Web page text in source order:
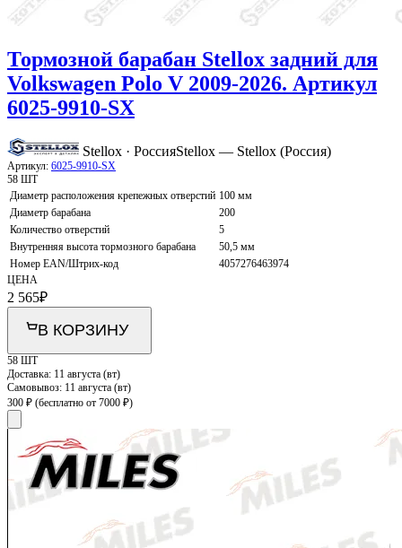
Тормозной барабан Stellox задний для
Volkswagen Polo V 2009-2026. Артикул
6025-9910-SX
Stellox · РоссияStellox — Stellox (Россия)
Артикул: 6025-9910-SX
58 ШТ
Диаметр расположения крепежных отверстий 100 мм
Диаметр барабана
200
Количество отверстий
5
Внутренняя высота тормозного барабана
50,5 мм
Номер EAN/Штрих-код
4057276463974
ЦЕНА
2 565₽
В КОРЗИНУ
58 ШТ
Доставка: 11 августа (вт)
Самовывоз: 11 августа (вт)
300 ₽ (бесплатно от 7000 ₽)